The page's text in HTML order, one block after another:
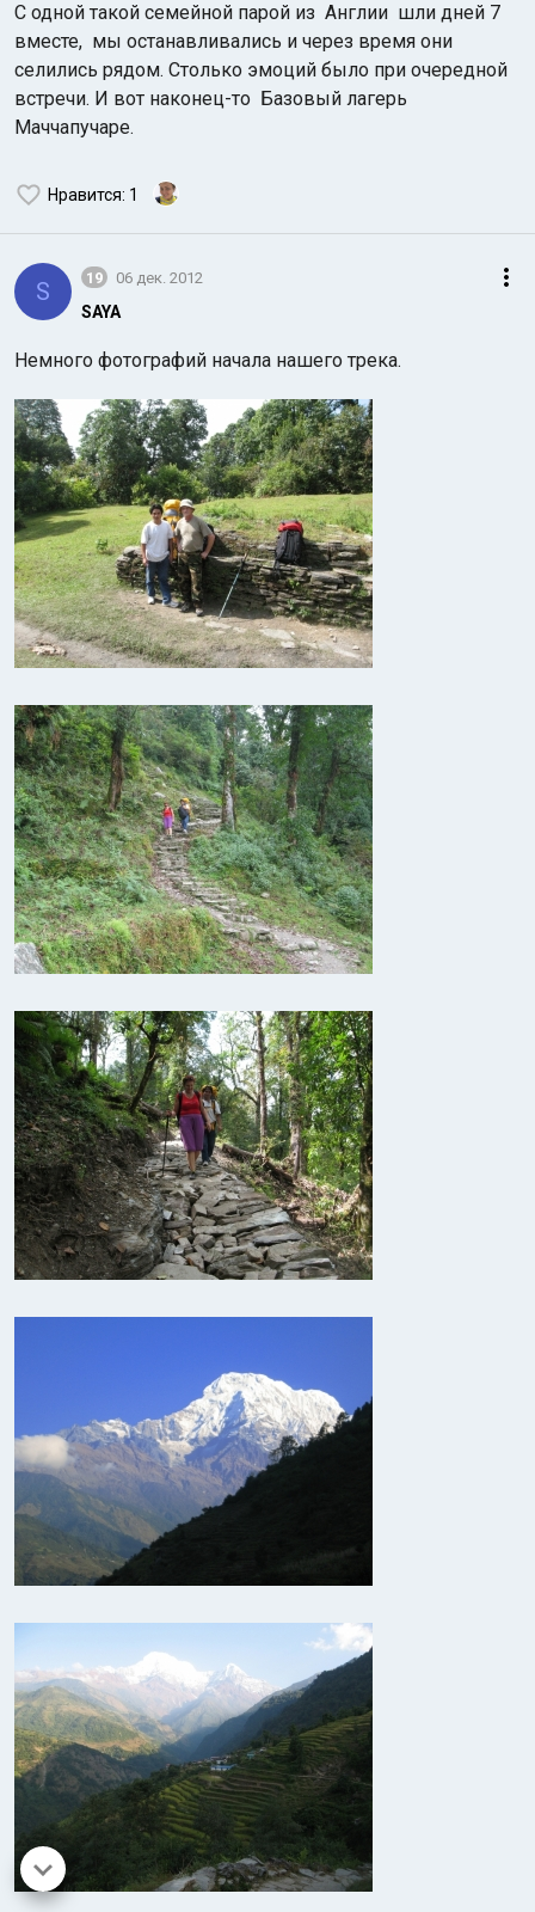
С одной такой семейной парой из Англии шли дней 7
вместе, мы останавливались и через время они
селились рядом. Столько эмоций было при очередной
встречи. И вот наконец-то Базовый лагерь
Маччапучаре.
Нравится: 1
S 19 06 дек. 2012
SAYA
Немного фотографий начала нашего трека.